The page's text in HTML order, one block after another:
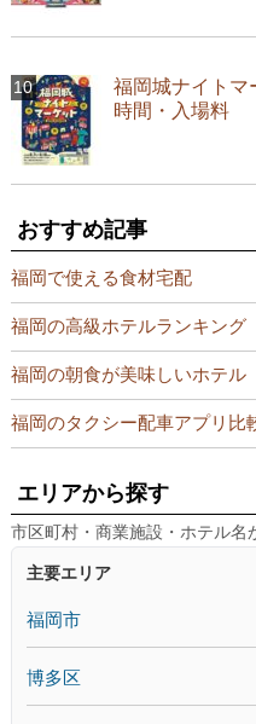
福岡城ナイトマ
時間・入場料
おすすめ記事
福岡で使える食材宅配
福岡の高級ホテルランキング
福岡の朝食が美味しいホテル
福岡のタクシー配車アプリ比
エリアから探す
市区町村・商業施設・ホテル名
主要エリア
福岡市
博多区